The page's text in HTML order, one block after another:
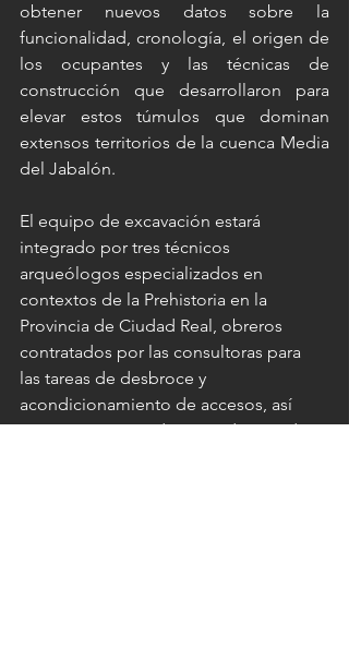
obtener nuevos datos sobre la
funcionalidad, cronología, el origen de
los ocupantes y las técnicas de
construcción que desarrollaron para
elevar estos túmulos que dominan
extensos territorios de la cuenca Media
del Jabalón.
El equipo de excavación estará
integrado por tres técnicos
arqueólogos especializados en
contextos de la Prehistoria en la
Provincia de Ciudad Real, obreros
contratados por las consultoras para
las tareas de desbroce y
acondicionamiento de accesos, así
como un equipo de 6 estudiantes de